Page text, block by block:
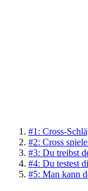
#1: Cross-
#2: Cross
#3: Du treibst
#4: Du testest
#5: Man kann